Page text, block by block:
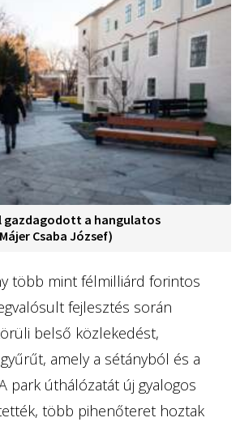
gazdagodott a hangulatos
Csaba József)
több mint félmilliárd forintos
fejlesztés során
belső közlekedést,
amely a sétányból és a
park úthálózatát új gyalogos
több pihenőteret hoztak